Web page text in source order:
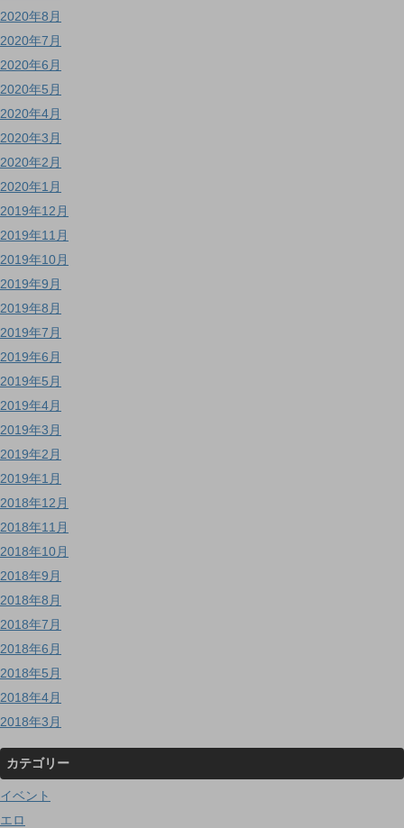
2020年8月
2020年7月
2020年6月
2020年5月
2020年4月
2020年3月
2020年2月
2020年1月
2019年12月
2019年11月
2019年10月
2019年9月
2019年8月
2019年7月
2019年6月
2019年5月
2019年4月
2019年3月
2019年2月
2019年1月
2018年12月
2018年11月
2018年10月
2018年9月
2018年8月
2018年7月
2018年6月
2018年5月
2018年4月
2018年3月
カテゴリー
イベント
エロ